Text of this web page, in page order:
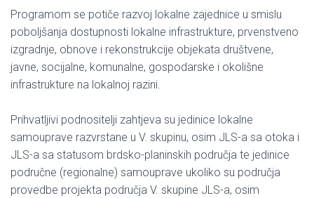
Programom se potiče razvoj lokalne zajednice u smislu
poboljšanja dostupnosti lokalne infrastrukture, prvenstveno
izgradnje, obnove i rekonstrukcije objekata društvene,
javne, socijalne, komunalne, gospodarske i okolišne
infrastrukture na lokalnoj razini.
Prihvatljivi podnositelji zahtjeva su jedinice lokalne
samouprave razvrstane u V. skupinu, osim JLS-a sa otoka i
JLS-a sa statusom brdsko-planinskih područja te jedinice
područne (regionalne) samouprave ukoliko su područja
provedbe projekta područja V. skupine JLS-a, osim